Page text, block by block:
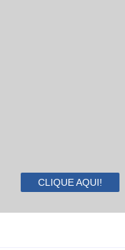
CLIQUE AQUI!